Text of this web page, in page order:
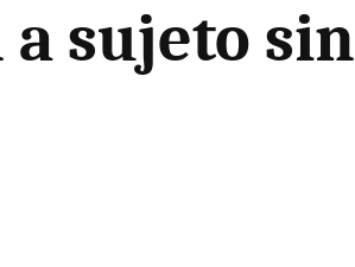
a sujeto sin